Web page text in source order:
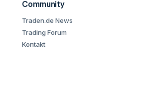
Community
Traden.de News
Trading Forum
Kontakt